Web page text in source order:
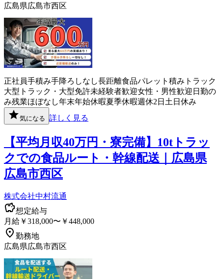
広島県広島市西区
正社員手積み手降ろしなし長距離食品パレット積み トラック
大型トラック・大型免許未経験者歓迎女性・男性歓迎 日勤の
み残業ほぼなし年末年始休暇夏季休暇週休2日 土日休み
気になる 詳しく見る
【平均月収40万円・寮完備】10tトラッ
クでの食品ルート・幹線配送｜広島県
広島市西区
株式会社中村流通
想定給与
月給￥318,000〜￥448,000
勤務地
広島県広島市西区